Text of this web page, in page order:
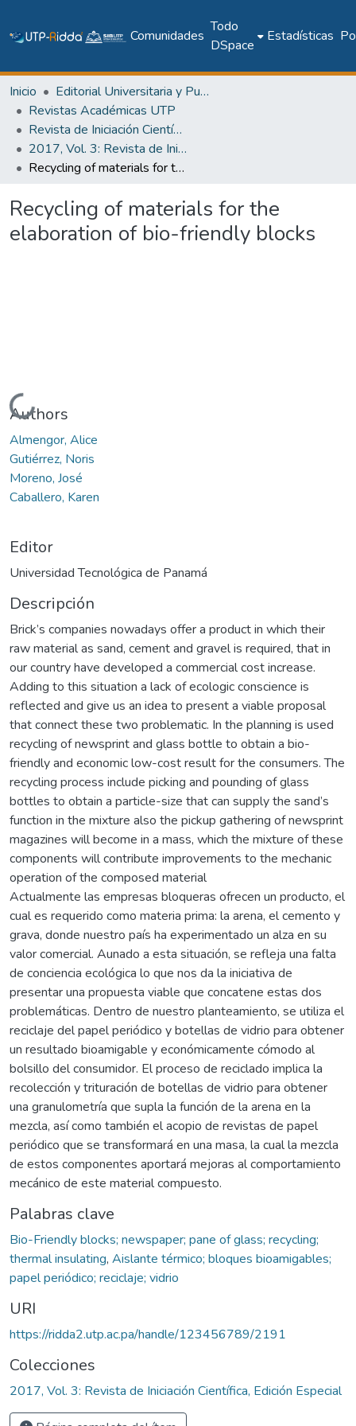
Comunidades
Todo
DSpace
Estadísticas
Inicio
Editorial Universitaria y Publicaciones Seriadas
Revistas Académicas UTP
Revista de Iniciación Científica
2017, Vol. 3: Revista de Iniciación Científica, Edición Especial
Recycling of materials for the elaboration of bio-friendly blocks
Recycling of materials for the
elaboration of bio-friendly blocks
Cargando...
Authors
Almengor, Alice
Gutiérrez, Noris
Moreno, José
Caballero, Karen
Editor
Universidad Tecnológica de Panamá
Descripción
Brick’s companies nowadays offer a product in which their
raw material as sand, cement and gravel is required, that in
our country have developed a commercial cost increase.
Adding to this situation a lack of ecologic conscience is
reflected and give us an idea to present a viable proposal
that connect these two problematic. In the planning is used
recycling of newsprint and glass bottle to obtain a bio-
friendly and economic low-cost result for the consumers. The
recycling process include picking and pounding of glass
bottles to obtain a particle-size that can supply the sand’s
function in the mixture also the pickup gathering of newsprint
magazines will become in a mass, which the mixture of these
components will contribute improvements to the mechanic
operation of the composed material
Actualmente las empresas bloqueras ofrecen un producto, el
cual es requerido como materia prima: la arena, el cemento y
grava, donde nuestro país ha experimentado un alza en su
valor comercial. Aunado a esta situación, se refleja una falta
de conciencia ecológica lo que nos da la iniciativa de
presentar una propuesta viable que concatene estas dos
problemáticas. Dentro de nuestro planteamiento, se utiliza el
reciclaje del papel periódico y botellas de vidrio para obtener
un resultado bioamigable y económicamente cómodo al
bolsillo del consumidor. El proceso de reciclado implica la
recolección y trituración de botellas de vidrio para obtener
una granulometría que supla la función de la arena en la
mezcla, así como también el acopio de revistas de papel
periódico que se transformará en una masa, la cual la mezcla
de estos componentes aportará mejoras al comportamiento
mecánico de este material compuesto.
Palabras clave
Bio-Friendly blocks; newspaper; pane of glass; recycling;
thermal insulating, Aislante térmico; bloques bioamigables;
papel periódico; reciclaje; vidrio
URI
https://ridda2.utp.ac.pa/handle/123456789/2191
Colecciones
2017, Vol. 3: Revista de Iniciación Científica, Edición Especial